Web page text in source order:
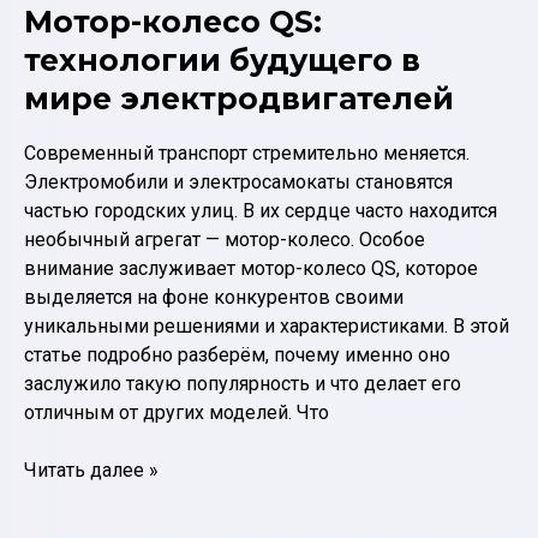
Мотор-колесо QS:
технологии будущего в
мире электродвигателей
Современный транспорт стремительно меняется.
Электромобили и электросамокаты становятся
частью городских улиц. В их сердце часто находится
необычный агрегат — мотор-колесо. Особое
внимание заслуживает мотор-колесо QS, которое
выделяется на фоне конкурентов своими
уникальными решениями и характеристиками. В этой
статье подробно разберём, почему именно оно
заслужило такую популярность и что делает его
отличным от других моделей. Что
Мотор-
Читать далее »